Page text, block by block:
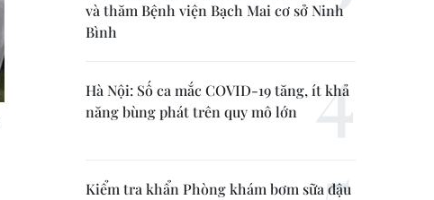
và thăm Bệnh viện Bạch Mai cơ sở Ninh
Bình
Hà Nội: Số ca mắc COVID-19 tăng, ít khả
năng bùng phát trên quy mô lớn
Kiểm tra khẩn Phòng khám bơm sữa đậu